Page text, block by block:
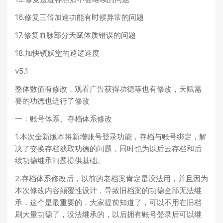
16.修复三倍加速功能有时候异常的问题
17.修复血脉部分天赋体质错误的问题
18.加快镇妖堂的巡逻速度
v5.1
整体数值有修改，观看广告获得功德等也有修改，天赋需
要的功德也进行了修改
一：账号体系、存档体系修改
1.本次全新版本将新增账号登录功能，存档与账号绑定，解
决了交换存档获取功德的问题，同时也为以后云存档和后
续功德继承问题提供基础。
2.存档体系修改后，以前的老档案肯定是没法用，并且因为
本次修改内容颠覆性设计，导致旧档案的功德全部无法继
承，这个是最重要的，大家提前知道了，可以不用在旧档
刷大量功德了，没法继承的，以后拥有账号登录后可以继